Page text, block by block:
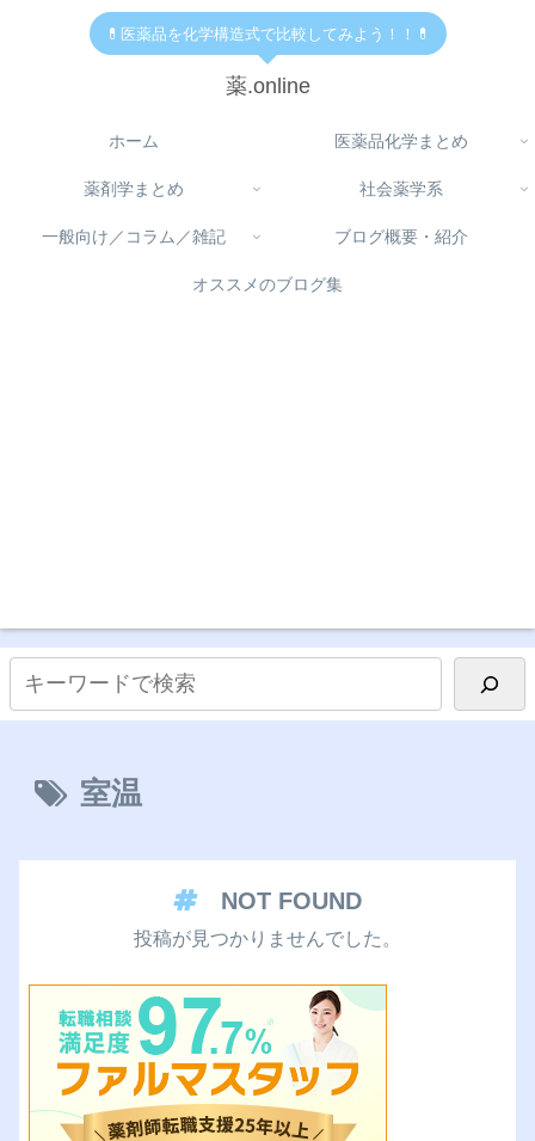
💊医薬品を化学構造式で比較してみよう！！💊
薬.online
ホーム 医薬品化学まとめ
薬剤学まとめ 社会薬学系
一般向け／コラム／雑記 ブログ概要・紹介
オススメのブログ集
室温
NOT FOUND
投稿が見つかりませんでした。